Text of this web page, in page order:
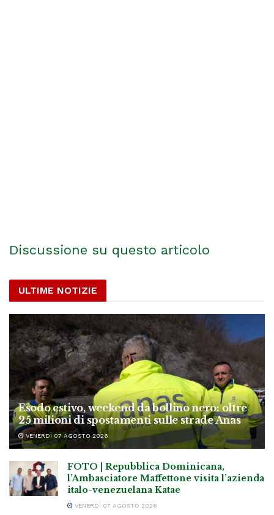
Discussione su questo articolo
ULTIME NOTIZIE
Esodo estivo, weekend da bollino nero: oltre
25 milioni di spostamenti sulle strade Anas
VENERDÌ 07 AGOSTO 2026
FOTO | Repubblica Dominicana,
l’Ambasciatore Maffettone visita l’azienda
italo-venezuelana Katae
VENERDÌ 07 AGOSTO 2026